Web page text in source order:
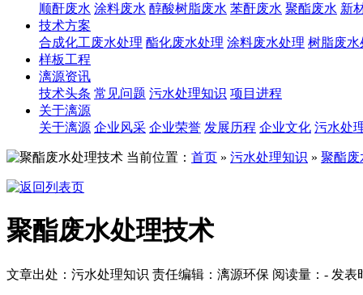
顺酐废水 涂料废水 醇酸树脂废水 苯酐废水 聚酯废水 新
技术方案
合成化工废水处理 酯化废水处理 涂料废水处理 树脂废水
样板工程
漓源资讯
技术头条 常见问题 污水处理知识 项目进程
关于漓源
关于漓源 企业风采 企业荣誉 发展历程 企业文化 污水处
当前位置： 首页 » 污水处理知识 » 聚酯废
聚酯废水处理技术
文章出处：污水处理知识 责任编辑：漓源环保 阅读量： - 发表